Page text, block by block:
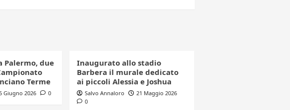
Palermo, due
Terme
Giugno 2026 0
Inaugurato allo stadio
Barbera il murale dedicato
ai piccoli Alessia e Joshua
Salvo Annaloro
21 Maggio 2026
0